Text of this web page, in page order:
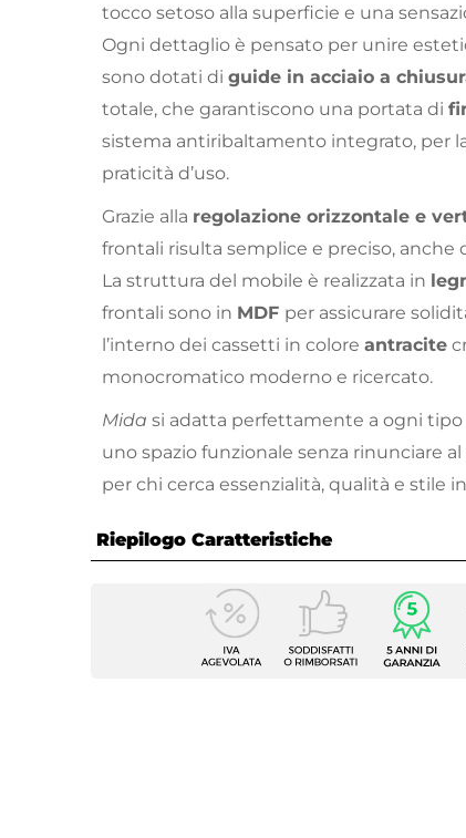
tocco setoso alla superficie e una
Ogni dettaglio è pensato per unire
sono dotati di guide in acciaio a
totale, che garantiscono una portata di
sistema antiribaltamento integrato, per
praticità d’uso.
Grazie alla regolazione orizzontale e
frontali risulta semplice e preciso, anche
La struttura del mobile è realizzata in
frontali sono in MDF per assicurare
l’interno dei cassetti in colore antracite
monocromatico moderno e ricercato.
Mida si adatta perfettamente a ogni
uno spazio funzionale senza rinunciare
per chi cerca essenzialità, qualità e stile
Riepilogo Caratteristiche
Caratteristiche Mobile
Larghezza
Profondità